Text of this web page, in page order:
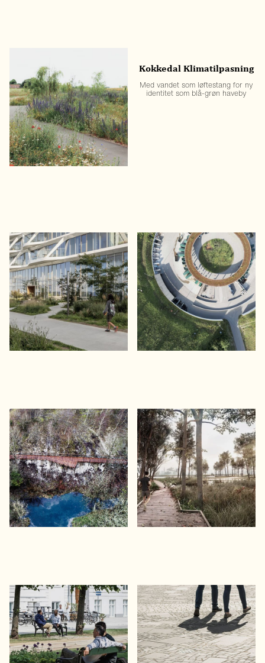
Køge Nord
Byggemodning med
klimatilpasning og biodiversitet
som redskab
Kokkedal Klimatilpasning
Med vandet som løftestang for ny
identitet som blå-grøn haveby
Lighthouse
Et bylandskab født af havet
Lisbjerg Genbrugsstation
Recirkulering og bæredygtig
velfærd i praksis
Mønsted Kalkgruber
Tilgængelighed som integreret
landskabsarkitektur
Ørodde Landskabspark
Kongens gave til fremtiden
Sankt Annæ Plads
Skybrudssikring af kulturhistorisk
byrum i København
Silkeborg Torv
Ny plads over parkeringskælder i
byens hjerte